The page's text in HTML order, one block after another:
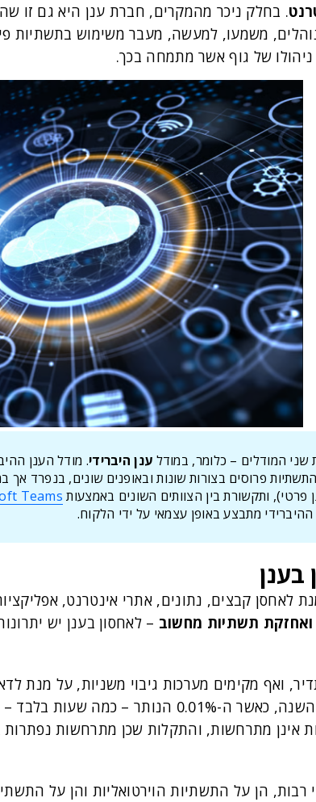
. בחלק ניכר מהמקרים, חברת ענן היא גם זו
משמעו, למעשה, מעבר משימוש בתשתיות
של גוף אשר מתמחה בכך.
שני המודלים – כלומר, במודל ענן היברידי. מודל הענן
פרוסים בצורות שונות ובאופנים שונים, בנפרד
פרטי), ותקשורת בין הצוותים השונים באמצעות Teams
מתבצע באופן עצמאי על ידי הלקוח.
בענן
לאחסן קבצים, נתונים, אתרי אינטרנט,
תשתיות מחשוב – לאחסון בענן יש
ואף מקימים מערכות גיבוי משניות, על מנת
הסטנדרט הוא זמינות שרתים של 99.9% מתוך השנה,
אינן מתרחשות, והתקלות שכן מתרחשות
רבות, הן על התשתיות הוירטואליות והן על